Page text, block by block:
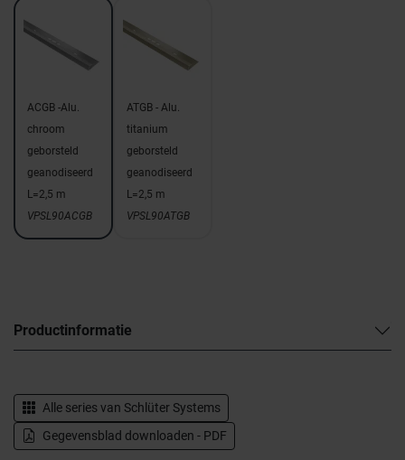
ACGB -Alu.
chroom
geborsteld
geanodiseerd
L=2,5 m
VPSL90ACGB
ATGB - Alu.
titanium
geborsteld
geanodiseerd
L=2,5 m
VPSL90ATGB
Productinformatie
Alle series van Schlüter Systems
Gegevensblad downloaden - PDF